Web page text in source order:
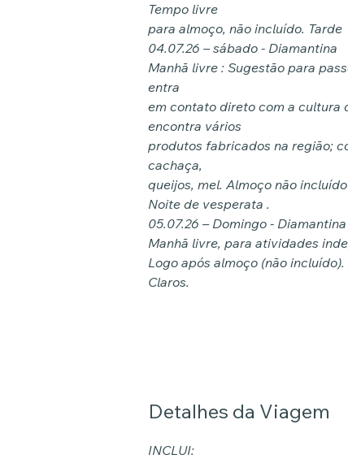
Tempo livre
para almoço, não incluído. Tarde
04.07.26 – sábado - Diamantina
Manhã livre : Sugestão para
entra
em contato direto com a cultura
encontra vários
produtos fabricados na região;
cachaça,
queijos, mel. Almoço não
Noite de vesperata .
05.07.26 – Domingo - Diamantina
Manhã livre, para atividades
Logo após almoço (não
Claros.
Detalhes da Viagem
INCLUI: